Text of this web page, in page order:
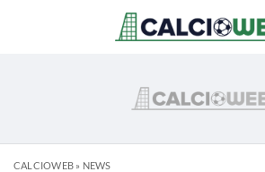
CALCIOWEB» NEWS